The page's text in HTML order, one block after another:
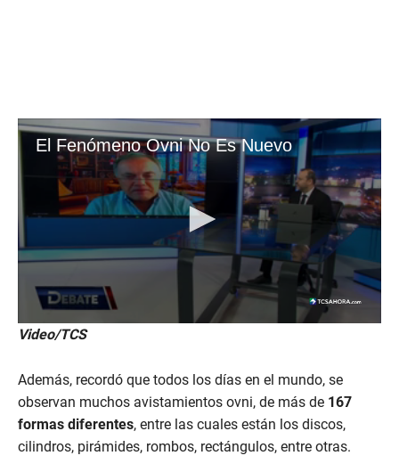
Video/TCS
Además, recordó que todos los días en el mundo, se
observan muchos avistamientos ovni, de más de 167
formas diferentes, entre las cuales están los discos,
cilindros, pirámides, rombos, rectángulos, entre otras.